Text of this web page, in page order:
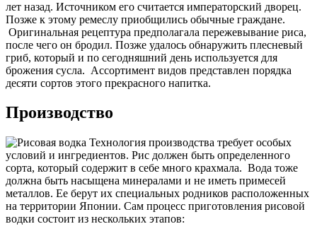
лет назад. Источником его считается императорский дворец.
Позже к этому ремеслу приобщились обычные граждане.
Оригинальная рецептура предполагала пережевывание риса,
после чего он бродил. Позже удалось обнаружить плесневый
гриб, который и по сегодняшний день используется для
брожения сусла. Ассортимент видов представлен порядка
десяти сортов этого прекрасного напитка.
Производство
Технология производства требует особых
условий и ингредиентов. Рис должен быть определенного
сорта, который содержит в себе много крахмала. Вода тоже
должна быть насыщена минералами и не иметь примесей
металлов. Ее берут их специальных родников расположенных
на территории Японии. Сам процесс приготовления рисовой
водки состоит из нескольких этапов: